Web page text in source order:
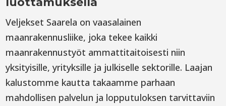
Veljekset Saarela on vaasalainen
maanrakennusliike, joka tekee kaikki
maanrakennustyöt ammattitaitoisesti niin
yksityisille, yrityksille ja julkiselle sektorille. Laajan
kalustomme kautta takaamme parhaan
mahdollisen palvelun ja lopputuloksen tarvittaviin